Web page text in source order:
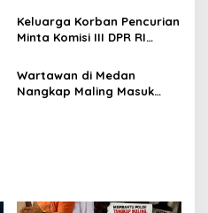
Pun, Melainkan Simbol Kritik
dan Rasa Kecewa
Medan
Keluarga Korban Pencurian
Minta Komisi III DPR RI
Laporan Dugaan Penipuan
Bermodus Surat
Perdamaian dan Dugaan
Wartawan di Medan
Nangkap Maling Masuk